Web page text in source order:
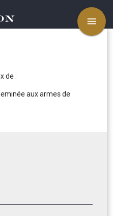
menu
de :
aux armes de